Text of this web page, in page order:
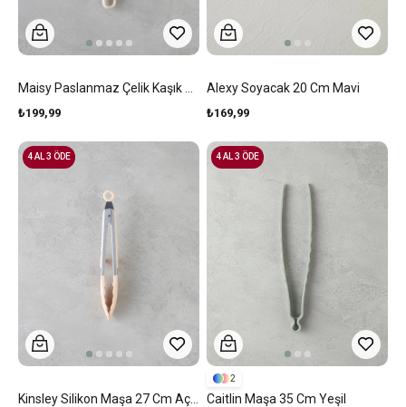
₺199,99
Alexy Soyacak 20 Cm Mavi
₺169,99
4 AL 3 ÖDE
Caitlin Maşa 35 Cm Yeşil
2
4 AL 3 ÖDE